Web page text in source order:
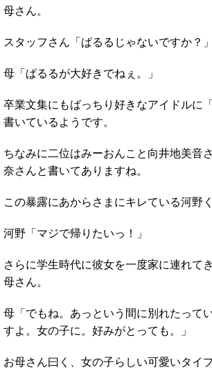
母さん。
スタッフさん「ぱるるじゃないですか？」
母「ぱるるが大好きでねぇ。」
卒業文集にもばっちり好きなアイドルに
書いているようです。
ちなみに二位はみーおんこと向井地美音
奈さんと書いてありますね。
この暴露にあからさまにキレている河野く
河野「マジで帰りたいっ！」
さらに学生時代に彼女を一度家に連れて
母さん。
母「でもね。あっという間に別れたって
すよ。女の子に。好みがとっても。」
お母さん曰く、女の子らしい可愛いタイ